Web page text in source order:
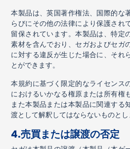
本製品は、英国著作権法、国際的な
らびにその他の法律により保護され
留保されています。本製品は、特定
素材を含んでおり、セガおよびセガ
に対する違反が生じた場合に、それ
とができます。
本規約に基づく限定的なライセンス
におけるいかなる権原または所有権
また本製品または本製品に関連する
渡として解釈してはならないものとし
4.売買または譲渡の否定